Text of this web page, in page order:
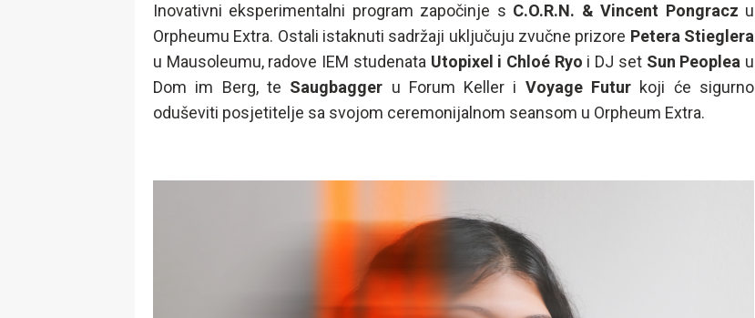
Inovativni eksperimentalni program započinje s C.O.R.N. & Vincent Pongracz u
Orpheumu Extra. Ostali istaknuti sadržaji uključuju zvučne prizore Petera Stieglera
u Mausoleumu, radove IEM studenata Utopixel i Chloé Ryo i DJ set Sun Peoplea u
Dom im Berg, te Saugbagger u Forum Keller i Voyage Futur koji će sigurno
oduševiti posjetitelje sa svojom ceremonijalnom seansom u Orpheum Extra.